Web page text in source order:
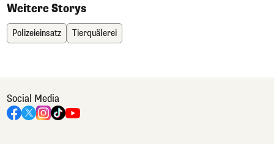
Weitere Storys
Polizeieinsatz Tierquälerei
Social Media